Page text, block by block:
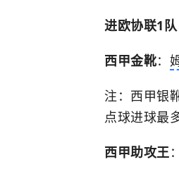
进欧协联1队
西甲金靴：
注：西甲银
点球进球最
西甲助攻王：